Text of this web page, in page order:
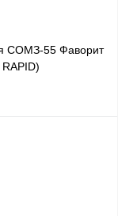
СОМЗ-55 Фаворит